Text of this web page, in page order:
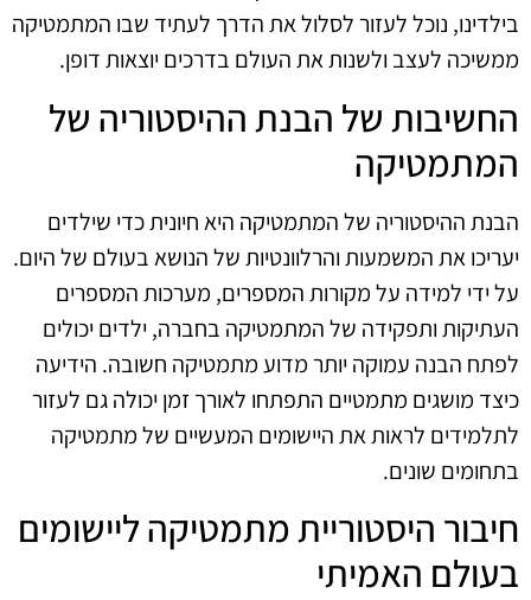
בילדינו, נוכל לעזור לסלול את הדרך לעתיד שבו המתמטיקה
ממשיכה לעצב ולשנות את העולם בדרכים יוצאות דופן.
החשיבות של הבנת ההיסטוריה של
המתמטיקה
הבנת ההיסטוריה של המתמטיקה היא חיונית כדי שילדים
יעריכו את המשמעות והרלוונטיות של הנושא בעולם של היום.
על ידי למידה על מקורות המספרים, מערכות המספרים
העתיקות ותפקידה של המתמטיקה בחברה, ילדים יכולים
לפתח הבנה עמוקה יותר מדוע מתמטיקה חשובה. הידיעה
כיצד מושגים מתמטיים התפתחו לאורך זמן יכולה גם לעזור
לתלמידים לראות את היישומים המעשיים של מתמטיקה
בתחומים שונים.
חיבור היסטוריית מתמטיקה ליישומים
בעולם האמיתי